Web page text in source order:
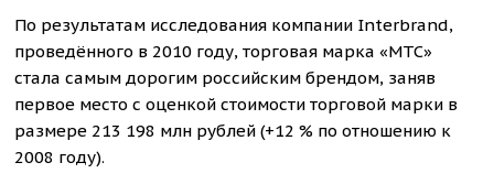
По результатам исследования компании Interbrand,
проведённого в 2010 году, торговая марка «МТС»
стала самым дорогим российским брендом, заняв
первое место с оценкой стоимости торговой марки в
размере 213 198 млн рублей (+12 % по отношению к
2008 году).